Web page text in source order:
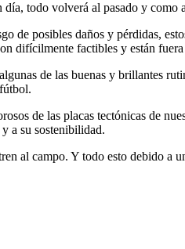
todo volverá al pasado y
posibles daños y pérdidas,
difícilmente factibles y están
de las buenas y brillantes
de las placas tectónicas de
a su sostenibilidad.
al campo. Y todo esto debido